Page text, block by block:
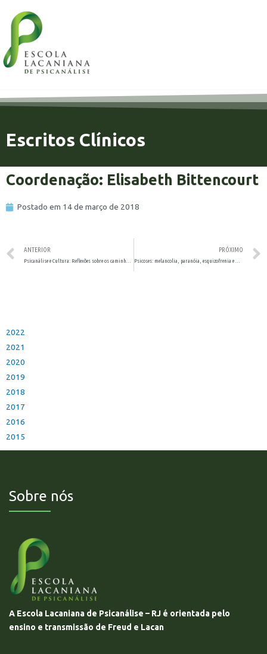
Escritos Clínicos
Coordenação: Elisabeth Bittencourt
Postado em 14 de março de 2018
ANTERIOR PRÓXIMO
2022
2021
2020
2019
2018
2017
2016
2015
Sobre nós
A Escola Lacaniana de Psicanálise – RJ é orientada pelo
ensino e transmissão de Freud e Lacan